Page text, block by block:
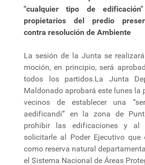
"cualquier tipo de
propietarios del predio
contra resolución de Ambiente
La sesión de la Junta se
moción, en principio, será
todos los partidos.La Junta
Maldonado aprobará este lunes la
vecinos de establecer una
aedificandi” en la zona de
prohibir las edificaciones y al
solicitarle al Poder Ejecutivo que
como reserva natural
el Sistema Nacional de Áreas